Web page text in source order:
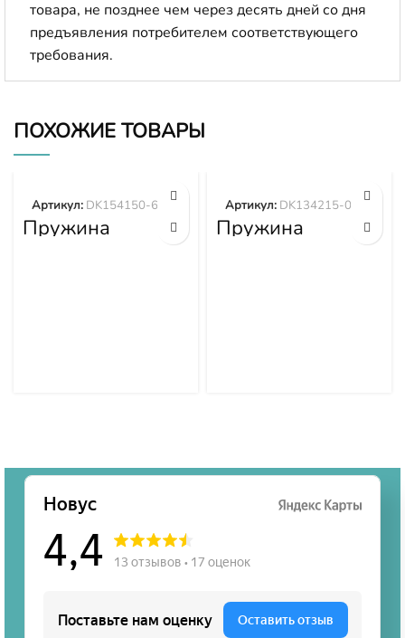
товара, не позднее чем через десять дней со дня
предъявления потребителем соответствующего
требования.
ПОХОЖИЕ ТОВАРЫ
Пружина
DK154150-6400
Артикул: DK154150-6400
Пружина
DK134215-0700
Артикул: DK134215-0700